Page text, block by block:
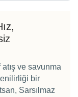
atış ve savunma
bir
Sarsılmaz